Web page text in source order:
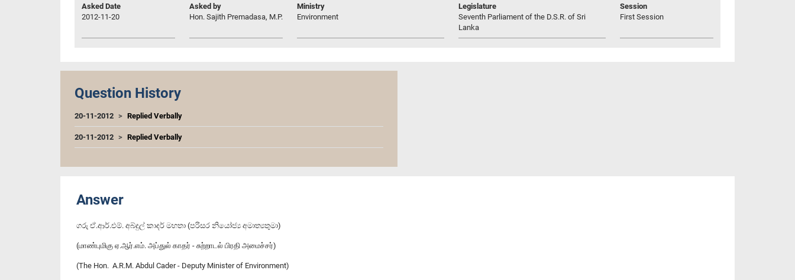
Asked Date
2012-11-20
Asked by
Hon. Sajith Premadasa, M.P.
Ministry
Environment
Legislature
Seventh Parliament of the D.S.R. of Sri
Lanka
Session
First Session
Question History
20-11-2012 Replied Verbally
20-11-2012 Replied Verbally
Answer
ගරු ඒ.ආර්.එම්. අබ්දුල් කාදර් මහතා (පරිසර නියෝජ්‍ය අමාත්‍යතුමා)
(மாண்புமிகு ஏ.ஆர்.எம். அப்துல் காதர் - சுற்றாடல் பிரதி அமைச்சர்)
(The Hon. A.R.M. Abdul Cader - Deputy Minister of Environment)